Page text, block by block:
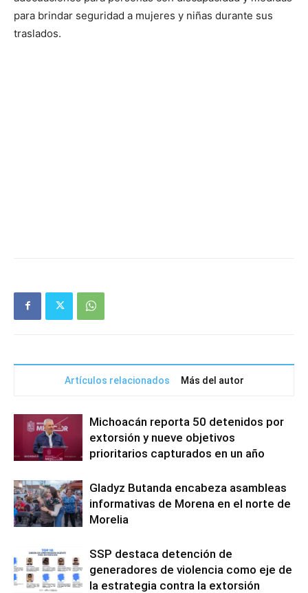
para brindar seguridad a mujeres y niñas durante sus
traslados.
Artículos relacionados Más del autor
Michoacán reporta 50 detenidos por
extorsión y nueve objetivos
prioritarios capturados en un año
Gladyz Butanda encabeza asambleas
informativas de Morena en el norte de
Morelia
SSP destaca detención de
generadores de violencia como eje de
la estrategia contra la extorsión